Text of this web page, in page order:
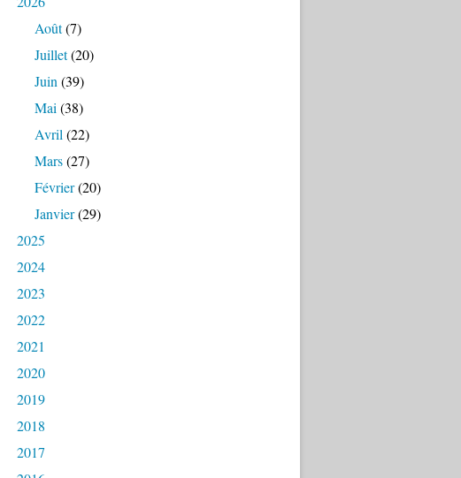
Août(7)
Juillet(20)
Juin (39)
Mai (38)
Avril (22)
Mars(27)
Février(20)
Janvier(29)
2025
2024
2023
2022
2021
2020
2019
2018
2017